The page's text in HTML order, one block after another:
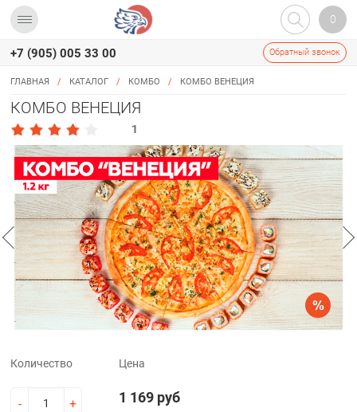
0
+7 (905) 005 33 00 Обратный звонок
МЕНЮ
ПИЦЦА
РОЛЛЫ
СЕТЫ
КОМБО
WOK
ПИЦЦСТЕРЫ
ФРИ
НАПИТКИ
ДОСТАВКА
ВАКАНСИИ
ГЛАВНАЯ / КАТАЛОГ / КОМБО / КОМБО ВЕНЕЦИЯ
КОМБО ВЕНЕЦИЯ
1
Количество
- +
Цена
1 169 руб